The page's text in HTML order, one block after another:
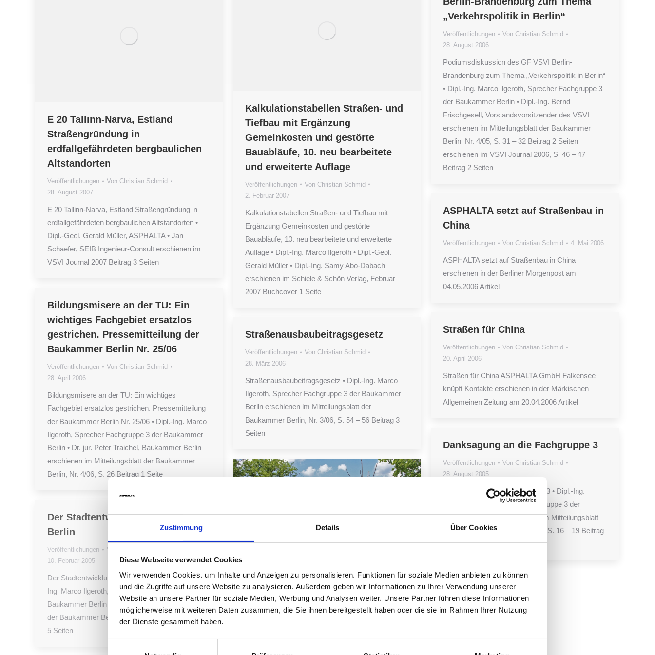
Zustimmung Details Über Cookies
Diese Webseite verwendet Cookies
Wir verwenden Cookies, um Inhalte und Anzeigen zu personalisieren, Funktionen für soziale Medien anbieten zu können
und die Zugriffe auf unsere Website zu analysieren. Außerdem geben wir Informationen zu Ihrer Verwendung unserer
Website an unsere Partner für soziale Medien, Werbung und Analysen weiter. Unsere Partner führen diese Informationen
möglicherweise mit weiteren Daten zusammen, die Sie ihnen bereitgestellt haben oder die sie im Rahmen Ihrer Nutzung
der Dienste gesammelt haben.
E 20 Tallinn-Narva, Estland
Straßengründung in
erdfallgefährdeten bergbaulichen
Altstandorten
Veröffentlichungen Von Christian Schmid
28. August 2007
E 20 Tallinn-Narva, Estland Straßengründung in
erdfallgefährdeten bergbaulichen Altstandorten •
Dipl.-Geol. Gerald Müller, ASPHALTA • Jan
Schaefer, SEIB Ingenieur-Consult erschienen im
VSVI Journal 2007 Beitrag 3 Seiten
Kalkulationstabellen Straßen- und
Tiefbau mit Ergänzung
Gemeinkosten und gestörte
Bauabläufe, 10. neu bearbeitete
und erweiterte Auflage
Veröffentlichungen Von Christian Schmid
2. Februar 2007
Kalkulationstabellen Straßen- und Tiefbau mit
Ergänzung Gemeinkosten und gestörte
Bauabläufe, 10. neu bearbeitete und erweiterte
Auflage • Dipl.-Ing. Marco Ilgeroth • Dipl.-Geol.
Gerald Müller • Dipl.-Ing. Samy Abo-Dabach
erschienen im Schiele & Schön Verlag, Februar
2007 Buchcover 1 Seite
„Verkehrspolitik in Berlin“
Veröffentlichungen Von Christian Schmid
28. August 2006
Podiumsdiskussion des GF VSVI Berlin-
Brandenburg zum Thema „Verkehrspolitik in Berlin“
• Dipl.-Ing. Marco Ilgeroth, Sprecher Fachgruppe 3
der Baukammer Berlin • Dipl.-Ing. Bernd
Frischgesell, Vorstandsvorsitzender des VSVI
erschienen im Mitteilungsblatt der Baukammer
Berlin, Nr. 4/05, S. 31 – 32 Beitrag 2 Seiten
erschienen im VSVI Journal 2006, S. 46 – 47
Beitrag 2 Seiten
ASPHALTA setzt auf Straßenbau in
China
Veröffentlichungen Von Christian Schmid 4. Mai 2006
ASPHALTA setzt auf Straßenbau in China
erschienen in der Berliner Morgenpost am
04.05.2006 Artikel
Bildungsmisere an der TU: Ein
wichtiges Fachgebiet ersatzlos
gestrichen. Pressemitteilung der
Baukammer Berlin Nr. 25/06
Veröffentlichungen Von Christian Schmid
28. April 2006
Bildungsmisere an der TU: Ein wichtiges
Fachgebiet ersatzlos gestrichen. Pressemitteilung
der Baukammer Berlin Nr. 25/06 • Dipl.-Ing. Marco
Ilgeroth, Sprecher Fachgruppe 3 der Baukammer
Berlin • Dr. jur. Peter Traichel, Baukammer Berlin
erschienen im Mitteilungsblatt der Baukammer
Berlin, Nr. 4/06, S. 26 Beitrag 1 Seite
Straßen für China
Veröffentlichungen Von Christian Schmid
20. April 2006
Straßen für China ASPHALTA GmbH Falkensee
knüpft Kontakte erschienen in der Märkischen
Allgemeinen Zeitung am 20.04.2006 Artikel
Straßenausbaubeitragsgesetz
Veröffentlichungen Von Christian Schmid
28. März 2006
Straßenausbaubeitragsgesetz • Dipl.-Ing. Marco
Ilgeroth, Sprecher Fachgruppe 3 der Baukammer
Berlin erschienen im Mitteilungsblatt der
Baukammer Berlin, Nr. 3/06, S. 54 – 56 Beitrag 3
Seiten
Danksagung an die Fachgruppe 3
Veröffentlichungen Von Christian Schmid
28. August 2005
Danksagung an die Fachgruppe 3 • Dipl.-Ing.
Marco Ilgeroth, Sprecher Fachgruppe 3 der
Baukammer Berlin erschienen im Mitteilungsblatt
der Baukammer Berlin, Nr. 3/05, S. 16 – 19 Beitrag
4 Seiten
Quadratisch, praktisch, gut
Veröffentlichungen Von Christian Schmid 8. Juni 2005
Der Stadtentwicklungsplan Verkehr
Berlin
Veröffentlichungen Von
10. Februar 2005
Der Stadtentwicklungsplan Verkehr Berlin • Dipl.-
Ing. Marco Ilgeroth, Sprecher Fachgruppe 3 der
Baukammer Berlin erschienen im Mitteilungsblatt
der Baukammer Berlin, Nr. 2/05, S. 20 – 24 Beitrag
5 Seiten